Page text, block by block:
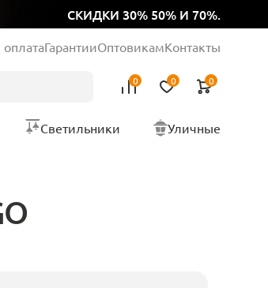
СКИДКИ 30% 50% И 70%.
ГарантииОптовикамКонтакты
0 0 0
Светильники Уличные